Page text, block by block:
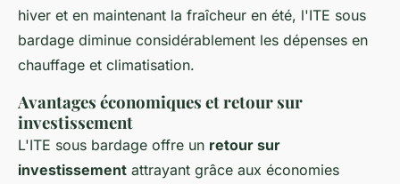
hiver et en maintenant la fraîcheur en été, l'ITE sous
bardage diminue considérablement les dépenses en
chauffage et climatisation.
Avantages économiques et retour sur
investissement
L'ITE sous bardage offre un retour sur
investissement attrayant grâce aux économies